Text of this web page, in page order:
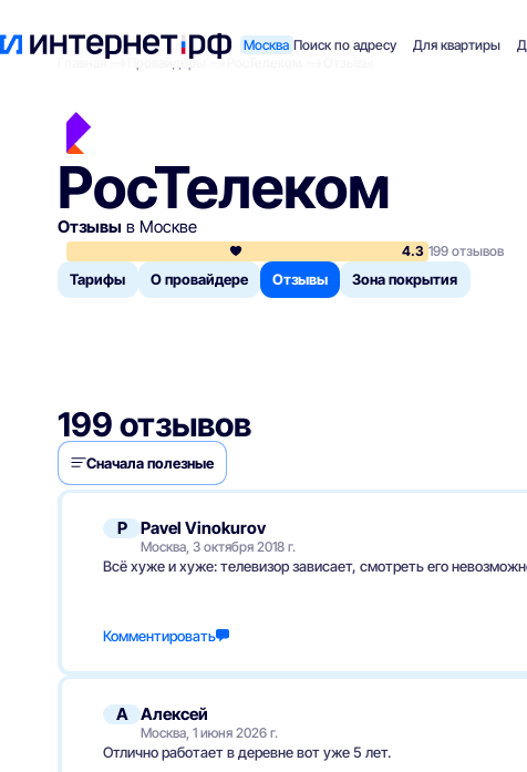
Москва Поиск по адресу Для квартиры
Главная Провайдеры
РосТелеком
Отзывы в Москве
4.3 199 отзывов
Тарифы О провайдере Отзывы Зона покрытия
199 отзывов
Сначала полезные
P Pavel Vinokurov
Москва, 3 октября 2018 г.
Всё хуже и хуже: телевизор зависает, смотреть его
Комментировать
А Алексей
Москва, 1 июня 2026 г.
Отлично работает в деревне вот уже 5 лет.